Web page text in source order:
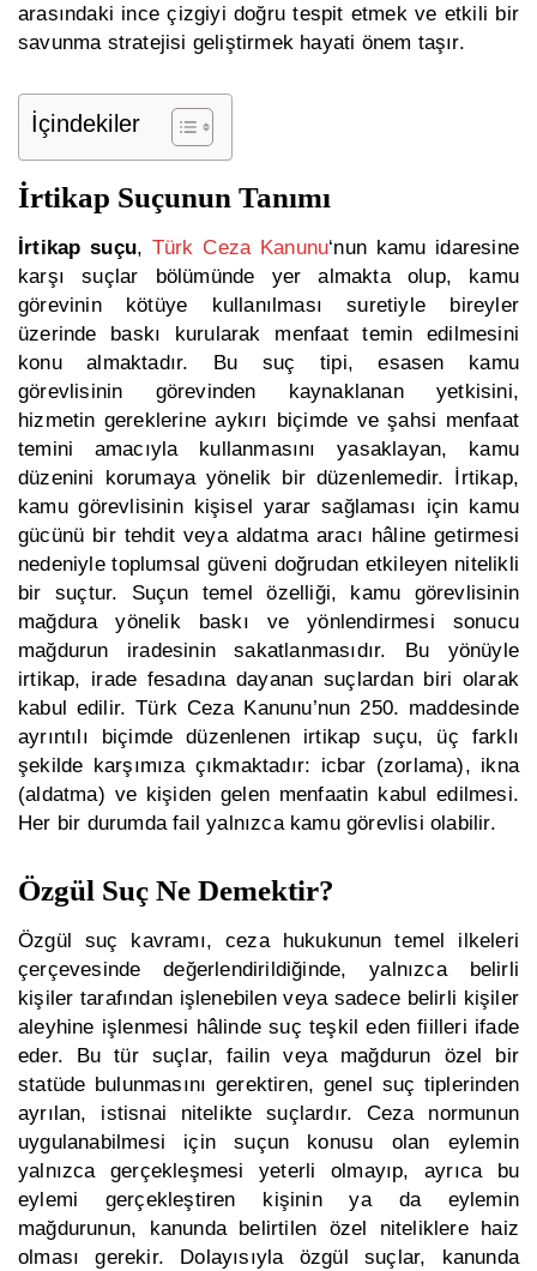
arasındaki ince çizgiyi doğru tespit etmek ve etkili bir
savunma stratejisi geliştirmek hayati önem taşır.
İçindekiler
İrtikap Suçunun Tanımı
İrtikap suçu, Türk Ceza Kanunu‘nun kamu idaresine
karşı suçlar bölümünde yer almakta olup, kamu
görevinin kötüye kullanılması suretiyle bireyler
üzerinde baskı kurularak menfaat temin edilmesini
konu almaktadır. Bu suç tipi, esasen kamu
görevlisinin görevinden kaynaklanan yetkisini,
hizmetin gereklerine aykırı biçimde ve şahsi menfaat
temini amacıyla kullanmasını yasaklayan, kamu
düzenini korumaya yönelik bir düzenlemedir. İrtikap,
kamu görevlisinin kişisel yarar sağlaması için kamu
gücünü bir tehdit veya aldatma aracı hâline getirmesi
nedeniyle toplumsal güveni doğrudan etkileyen nitelikli
bir suçtur. Suçun temel özelliği, kamu görevlisinin
mağdura yönelik baskı ve yönlendirmesi sonucu
mağdurun iradesinin sakatlanmasıdır. Bu yönüyle
irtikap, irade fesadına dayanan suçlardan biri olarak
kabul edilir. Türk Ceza Kanunu’nun 250. maddesinde
ayrıntılı biçimde düzenlenen irtikap suçu, üç farklı
şekilde karşımıza çıkmaktadır: icbar (zorlama), ikna
(aldatma) ve kişiden gelen menfaatin kabul edilmesi.
Her bir durumda fail yalnızca kamu görevlisi olabilir.
Özgül Suç Ne Demektir?
Özgül suç kavramı, ceza hukukunun temel ilkeleri
çerçevesinde değerlendirildiğinde, yalnızca belirli
kişiler tarafından işlenebilen veya sadece belirli kişiler
aleyhine işlenmesi hâlinde suç teşkil eden fiilleri ifade
eder. Bu tür suçlar, failin veya mağdurun özel bir
statüde bulunmasını gerektiren, genel suç tiplerinden
ayrılan, istisnai nitelikte suçlardır. Ceza normunun
uygulanabilmesi için suçun konusu olan eylemin
yalnızca gerçekleşmesi yeterli olmayıp, ayrıca bu
eylemi gerçekleştiren kişinin ya da eylemin
mağdurunun, kanunda belirtilen özel niteliklere haiz
olması gerekir. Dolayısıyla özgül suçlar, kanunda